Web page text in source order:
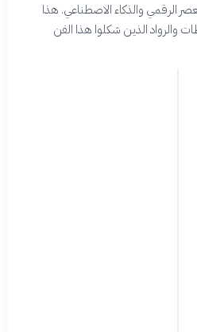
الرقمي والذكاء الاصطناعي. هذا
والرواد الذين شكلوا هذا الفن